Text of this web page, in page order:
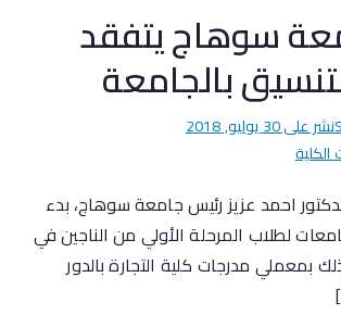
سوهاج يتفقد
بالجامعة
نشر على30 يوليو, 2018
الكلية
احمد عزيز رئيس جامعة سوهاج، بدء
لطلاب المرحلة الأولي من الناجين في
بمعملي مدرجات كلية التجارة بالدور